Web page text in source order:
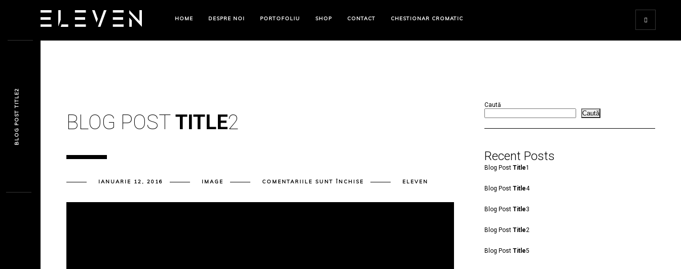
HOME DESPRE NOI PORTOFOLIU SHOP CONTACT CHESTIONAR CROMATIC
BLOG POSTTITLE2
IANUARIE 12, 2016 IMAGE COMENTARIILE SUNT ÎNCHISE PENTRU
ELEVEN
Caută
Caută
Recent Posts
Blog Post Title1
Blog Post Title4
Blog Post Title3
Blog Post Title2
Blog Post Title5
BLOG POST TITLE2